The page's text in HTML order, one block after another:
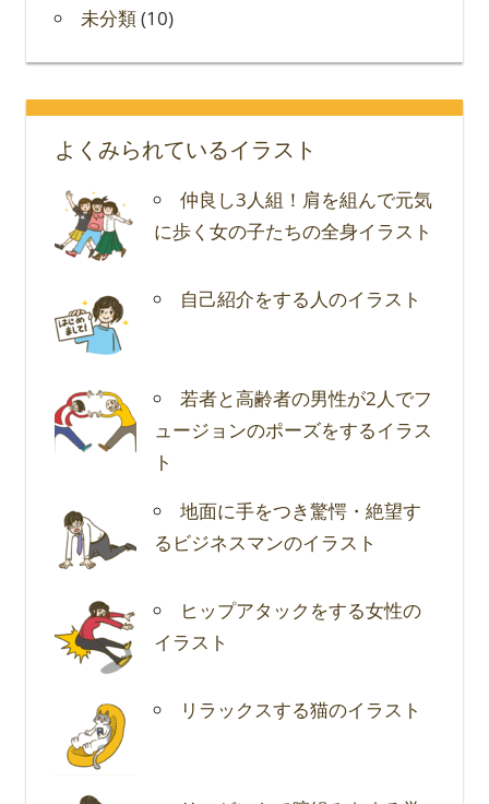
未分類(10)
よくみられているイラスト
仲良し3人組！肩を組んで元気
に歩く女の子たちの全身イラスト
自己紹介をする人のイラスト
若者と高齢者の男性が2人でフ
ュージョンのポーズをするイラス
ト
地面に手をつき驚愕・絶望す
るビジネスマンのイラスト
ヒップアタックをする女性の
イラスト
リラックスする猫のイラスト